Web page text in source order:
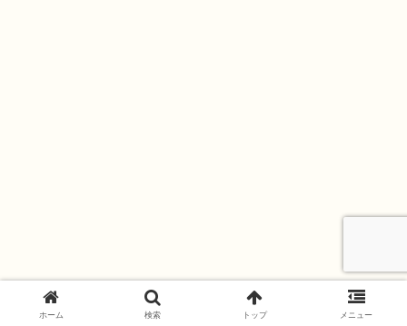
ホーム 検索 トップ メニュー